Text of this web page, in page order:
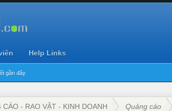
gần đây
Help Links
CÁO - RAO VẶT - KINH DOANH Quảng cáo